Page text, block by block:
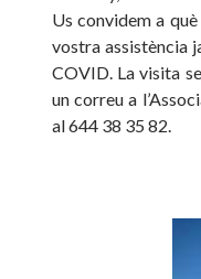
Us convidem a
vostra assistència
COVID. La visita
un correu a
al 644 38 35 82.